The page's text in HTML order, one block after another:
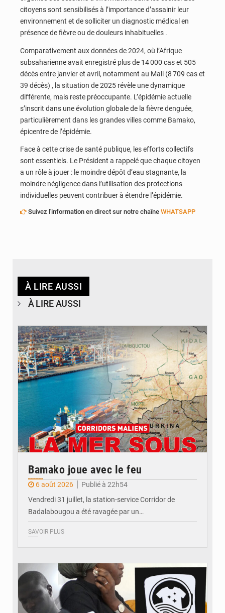
citoyens sont sensibilisés à l’importance d’assainir leur
environnement et de solliciter un diagnostic médical en
présence de fièvre ou de douleurs inhabituelles .
Comparativement aux données de 2024, où l’Afrique
subsaharienne avait enregistré plus de 14 000 cas et 505
décès entre janvier et avril, notamment au Mali (8 709 cas et
39 décès) , la situation de 2025 révèle une dynamique
différente, mais reste préoccupante. L’épidémie actuelle
s’inscrit dans une évolution globale de la fièvre denguée,
particulièrement dans les grandes villes comme Bamako,
épicentre de l’épidémie.
Face à cette crise de santé publique, les efforts collectifs
sont essentiels. Le Président a rappelé que chaque citoyen
a un rôle à jouer : le moindre dépôt d’eau stagnante, la
moindre négligence dans l’utilisation des protections
individuelles peuvent contribuer à étendre l’épidémie.
Suivez l'information en direct sur notre chaîne WHATSAPP
À LIRE AUSSI
À LIRE AUSSI
© JDM
Bamako joue avec le feu
6 août 2026
Publié à 22h54
Vendredi 31 juillet, la station-service Corridor de
Badalabougou a été ravagée par un…
SAVOIR PLUS